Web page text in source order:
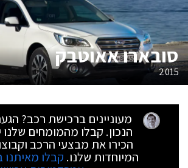
סובארו אאוטבק
2015
מעוניינים ברכישת רכב?
הנכון. קבלו מהמומחים שלנו
הכירו את מבצעי הרכב
המיוחדות שלנו. קבלו